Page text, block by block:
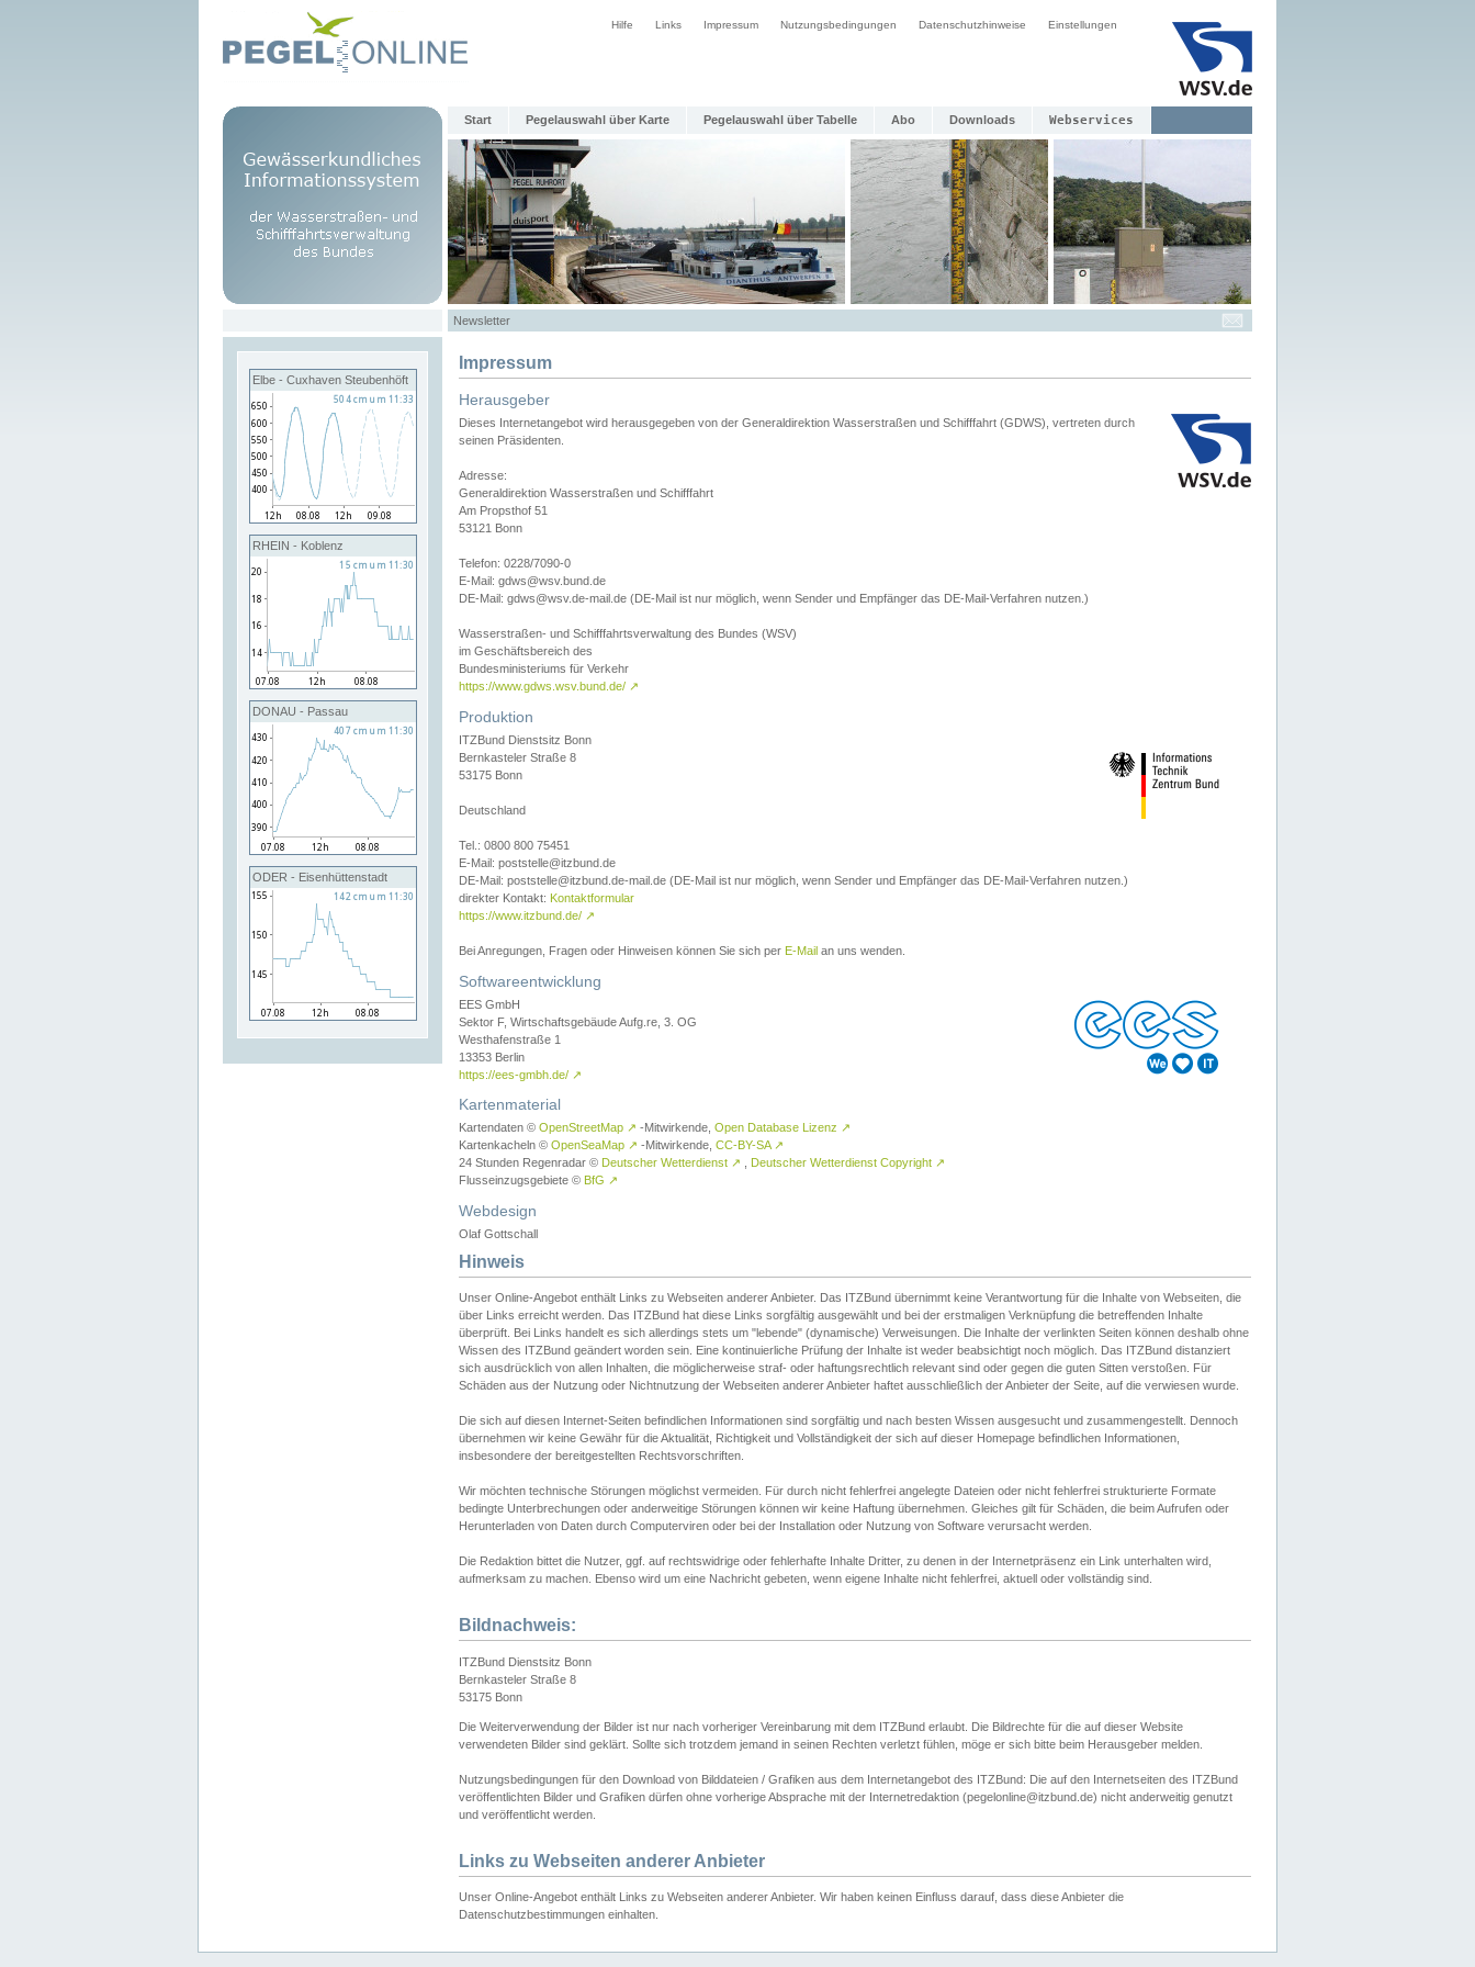
Hilfe Links Impressum Nutzungsbedingungen Datenschutzhinweise Einstellungen
Start Pegelauswahl über Karte Pegelauswahl über Tabelle Abo Downloads Webservices
Newsletter
Elbe - Cuxhaven Steubenhöft
RHEIN - Koblenz
DONAU - Passau
ODER - Eisenhüttenstadt
Impressum
Herausgeber
Dieses Internetangebot wird herausgegeben von der Generaldirektion Wasserstraßen und Schifffahrt (GDWS), vertreten durch
seinen Präsidenten.
Adresse:
Generaldirektion Wasserstraßen und Schifffahrt
Am Propsthof 51
53121 Bonn
Telefon: 0228/7090-0
E-Mail: gdws@wsv.bund.de
DE-Mail: gdws@wsv.de-mail.de (DE-Mail ist nur möglich, wenn Sender und Empfänger das DE-Mail-Verfahren nutzen.)
Wasserstraßen- und Schifffahrtsverwaltung des Bundes (WSV)
im Geschäftsbereich des
Bundesministeriums für Verkehr
https://www.gdws.wsv.bund.de/ ↗
Produktion
ITZBund Dienstsitz Bonn
Bernkasteler Straße 8
53175 Bonn
Deutschland
Tel.: 0800 800 75451
E-Mail: poststelle@itzbund.de
DE-Mail: poststelle@itzbund.de-mail.de (DE-Mail ist nur möglich, wenn Sender und Empfänger das DE-Mail-Verfahren nutzen.)
direkter Kontakt: Kontaktformular
https://www.itzbund.de/ ↗
Bei Anregungen, Fragen oder Hinweisen können Sie sich per E-Mail an uns wenden.
Softwareentwicklung
EES GmbH
Sektor F, Wirtschaftsgebäude Aufg.re, 3. OG
Westhafenstraße 1
13353 Berlin
https://ees-gmbh.de/ ↗
Kartenmaterial
Kartendaten © OpenStreetMap ↗ -Mitwirkende, Open Database Lizenz ↗
Kartenkacheln © OpenSeaMap ↗ -Mitwirkende, CC-BY-SA ↗
24 Stunden Regenradar © Deutscher Wetterdienst ↗ Deutscher Wetterdienst Copyright ↗
Flusseinzugsgebiete © BfG ↗
Webdesign
Olaf Gottschall
Hinweis
Unser Online-Angebot enthält Links zu Webseiten anderer Anbieter. Das ITZBund übernimmt keine Verantwortung für die Inhalte von Webseiten, die
über Links erreicht werden. Das ITZBund hat diese Links sorgfältig ausgewählt und bei der erstmaligen Verknüpfung die betreffenden Inhalte
überprüft. Bei Links handelt es sich allerdings stets um "lebende" (dynamische) Verweisungen. Die Inhalte der verlinkten Seiten können deshalb ohne
Wissen des ITZBund geändert worden sein. Eine kontinuierliche Prüfung der Inhalte ist weder beabsichtigt noch möglich. Das ITZBund distanziert
sich ausdrücklich von allen Inhalten, die möglicherweise straf- oder haftungsrechtlich relevant sind oder gegen die guten Sitten verstoßen. Für
Schäden aus der Nutzung oder Nichtnutzung der Webseiten anderer Anbieter haftet ausschließlich der Anbieter der Seite, auf die verwiesen wurde.
Die sich auf diesen Internet-Seiten befindlichen Informationen sind sorgfältig und nach besten Wissen ausgesucht und zusammengestellt. Dennoch
übernehmen wir keine Gewähr für die Aktualität, Richtigkeit und Vollständigkeit der sich auf dieser Homepage befindlichen Informationen,
insbesondere der bereitgestellten Rechtsvorschriften.
Wir möchten technische Störungen möglichst vermeiden. Für durch nicht fehlerfrei angelegte Dateien oder nicht fehlerfrei strukturierte Formate
bedingte Unterbrechungen oder anderweitige Störungen können wir keine Haftung übernehmen. Gleiches gilt für Schäden, die beim Aufrufen oder
Herunterladen von Daten durch Computerviren oder bei der Installation oder Nutzung von Software verursacht werden.
Die Redaktion bittet die Nutzer, ggf. auf rechtswidrige oder fehlerhafte Inhalte Dritter, zu denen in der Internetpräsenz ein Link unterhalten wird,
aufmerksam zu machen. Ebenso wird um eine Nachricht gebeten, wenn eigene Inhalte nicht fehlerfrei, aktuell oder vollständig sind.
Bildnachweis:
ITZBund Dienstsitz Bonn
Bernkasteler Straße 8
53175 Bonn
Die Weiterverwendung der Bilder ist nur nach vorheriger Vereinbarung mit dem ITZBund erlaubt. Die Bildrechte für die auf dieser Website
verwendeten Bilder sind geklärt. Sollte sich trotzdem jemand in seinen Rechten verletzt fühlen, möge er sich bitte beim Herausgeber melden.
Nutzungsbedingungen für den Download von Bilddateien / Grafiken aus dem Internetangebot des ITZBund: Die auf den Internetseiten des ITZBund
veröffentlichten Bilder und Grafiken dürfen ohne vorherige Absprache mit der Internetredaktion (pegelonline@itzbund.de) nicht anderweitig genutzt
und veröffentlicht werden.
Links zu Webseiten anderer Anbieter
Unser Online-Angebot enthält Links zu Webseiten anderer Anbieter. Wir haben keinen Einfluss darauf, dass diese Anbieter die
Datenschutzbestimmungen einhalten.